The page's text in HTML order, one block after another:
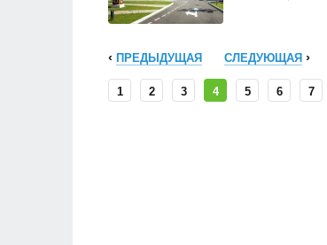
ПРЕДЫДУЩАЯ СЛЕДУЮЩАЯ
1 2 3 4 5 6 7